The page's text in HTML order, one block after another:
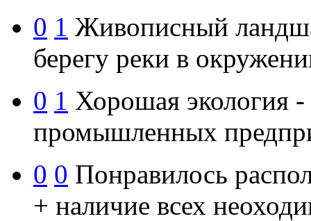
0 1 Живописный
берегу реки в
0 1 Хорошая экология -
промышленных
0 0 Понравилось
+ наличие всех